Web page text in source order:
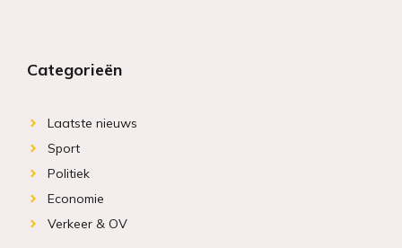
Categorieën
Laatste nieuws
Sport
Politiek
Economie
Verkeer & OV